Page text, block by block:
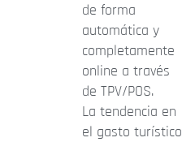
de forma
automática y
completamente
online a través
de TPV/POS.
La tendencia en
el gasto turístico